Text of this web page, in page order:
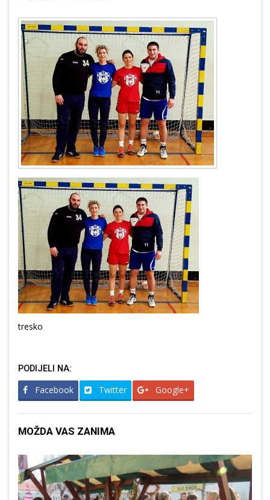
tresko
PODIJELI NA:
Facebook Twitter Google+
MOŽDA VAS ZANIMA